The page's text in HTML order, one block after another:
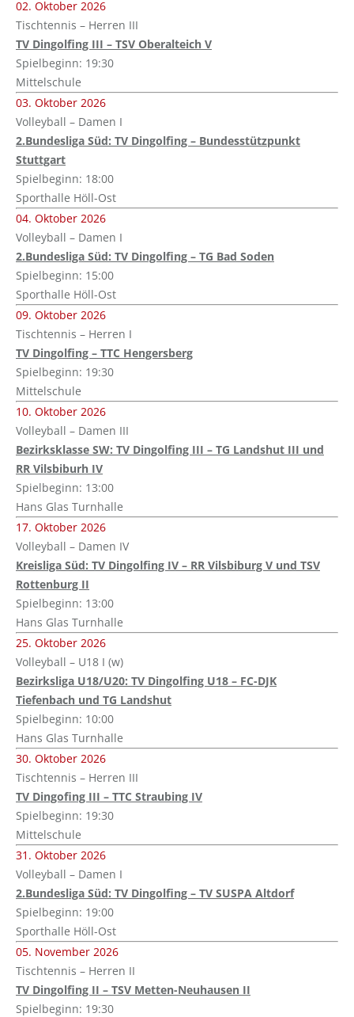
02. Oktober 2026
Tischtennis – Herren III
TV Dingolfing III – TSV Oberalteich V
Spielbeginn: 19:30
Mittelschule
03. Oktober 2026
Volleyball – Damen I
2.Bundesliga Süd: TV Dingolfing – Bundesstützpunkt
Stuttgart
Spielbeginn: 18:00
Sporthalle Höll-Ost
04. Oktober 2026
Volleyball – Damen I
2.Bundesliga Süd: TV Dingolfing – TG Bad Soden
Spielbeginn: 15:00
Sporthalle Höll-Ost
09. Oktober 2026
Tischtennis – Herren I
TV Dingolfing – TTC Hengersberg
Spielbeginn: 19:30
Mittelschule
10. Oktober 2026
Volleyball – Damen III
Bezirksklasse SW: TV Dingolfing III – TG Landshut III und
RR Vilsbiburh IV
Spielbeginn: 13:00
Hans Glas Turnhalle
17. Oktober 2026
Volleyball – Damen IV
Kreisliga Süd: TV Dingolfing IV – RR Vilsbiburg V und TSV
Rottenburg II
Spielbeginn: 13:00
Hans Glas Turnhalle
25. Oktober 2026
Volleyball – U18 I (w)
Bezirksliga U18/U20: TV Dingolfing U18 – FC-DJK
Tiefenbach und TG Landshut
Spielbeginn: 10:00
Hans Glas Turnhalle
30. Oktober 2026
Tischtennis – Herren III
TV Dingofing III – TTC Straubing IV
Spielbeginn: 19:30
Mittelschule
31. Oktober 2026
Volleyball – Damen I
2.Bundesliga Süd: TV Dingolfing – TV SUSPA Altdorf
Spielbeginn: 19:00
Sporthalle Höll-Ost
05. November 2026
Tischtennis – Herren II
TV Dingolfing II – TSV Metten-Neuhausen II
Spielbeginn: 19:30